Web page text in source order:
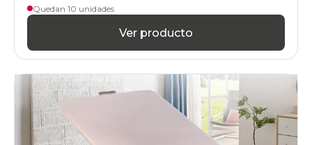
Quedan 10 unidades
Ver producto